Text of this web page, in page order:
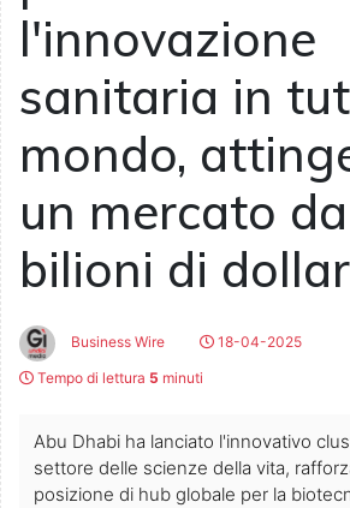
l'innovazione
sanitaria in
mondo,
un mercato
bilioni di
Business Wire
18-04-2025
Tempo di lettura 5 minuti
Abu Dhabi ha lanciato l'innovativo
settore delle scienze della vita,
posizione di hub globale per la